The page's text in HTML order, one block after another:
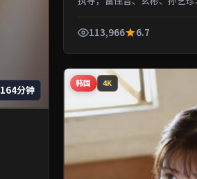
164分钟
113,966
6.7
韩国 4K